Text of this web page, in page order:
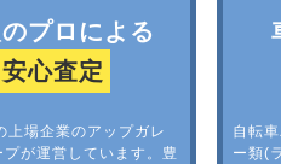
プロによる
安心査定
上場企業のアップガレ
プが運営しています。豊
自転
ー類(